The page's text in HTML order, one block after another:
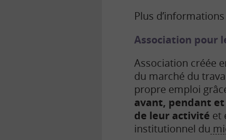
Plus
Association pour
Association créée
du marché du
propre emploi
avant, pendant
de leur activité et
institutionnel du